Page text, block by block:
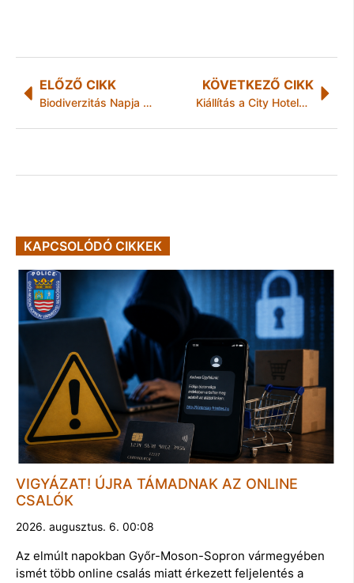
ELŐZŐ CIKK
Biodiverzitás Napja a Miskolci Állatkertben
KÖVETKEZŐ CIKK
Kiállítás a City Hotelben
KAPCSOLÓDÓ CIKKEK
VIGYÁZAT! ÚJRA TÁMADNAK AZ ONLINE
CSALÓK
2026. augusztus. 6. 00:08
Az elmúlt napokban Győr-Moson-Sopron vármegyében
ismét több online csalás miatt érkezett feljelentés a